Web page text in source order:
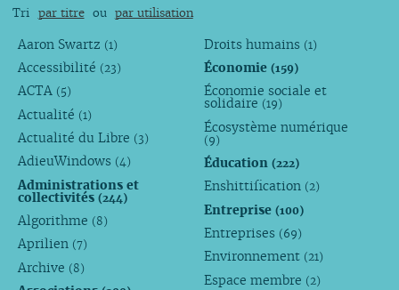
Tri par titre ou par utilisation
Aaron Swartz (1)
Accessibilité (23)
ACTA (5)
Actualité (1)
Actualité du Libre (3)
AdieuWindows (4)
Administrations et
collectivités (244)
Algorithme (8)
Aprilien (7)
Archive (8)
Droits humains (1)
Économie(159)
Économie sociale et
solidaire (19)
Écosystème numérique
(9)
Éducation(222)
Enshittification (2)
Entreprise(100)
Entreprises (69)
Environnement (21)
Espace membre (2)